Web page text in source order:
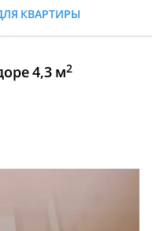
КВАРТИРЫ
4,3 м2